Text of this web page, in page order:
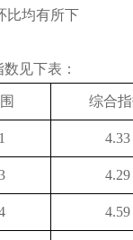
比均有所下
见下表：
综合
4.33
4.29
4.59